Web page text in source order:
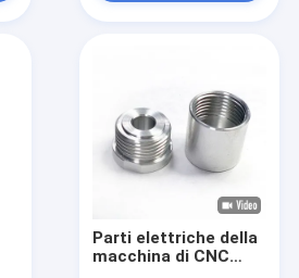
Parti elettriche della
macchina di CNC